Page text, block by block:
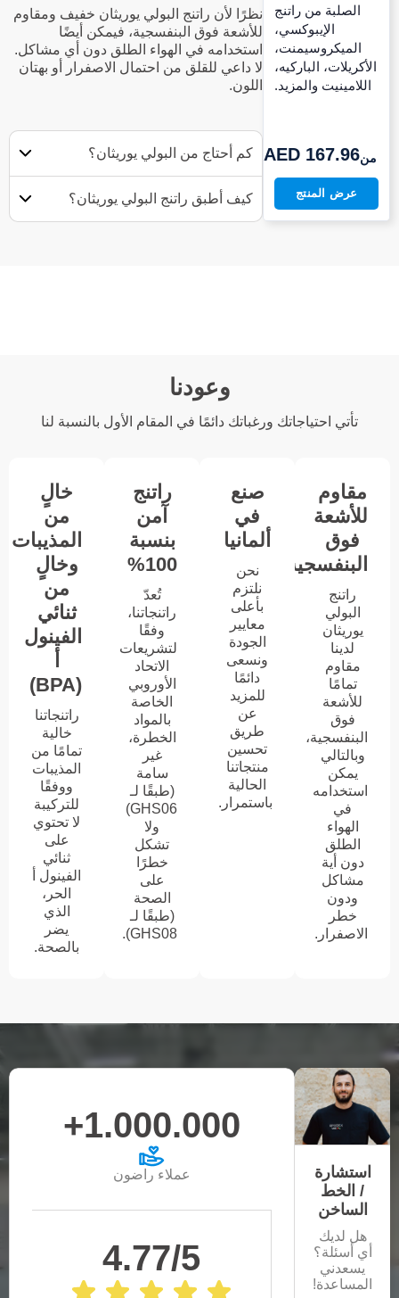
الصلبة من راتنج
الإيبوكسي،
الميكروسيمنت،
الأكريلات، الباركيه،
اللامينيت والمزيد.
منAED 167.96
عرض المنتج
نظرًا لأن راتنج البولي يوريثان خفيف ومقاوم
للأشعة فوق البنفسجية، فيمكن أيضًا
استخدامه في الهواء الطلق دون أي مشاكل.
لا داعي للقلق من احتمال الاصفرار أو بهتان
اللون.
كم أحتاج من البولي يوريثان؟
كيف أطبق راتنج البولي يوريثان؟
وعودنا
تأتي احتياجاتك ورغباتك دائمًا في المقام الأول بالنسبة لنا
مقاوم
للأشعة
فوق
البنفسجية
راتنج
البولي
يوريثان
لدينا
مقاوم
تمامًا
للأشعة
فوق
البنفسجية،
وبالتالي
يمكن
استخدامه
في
الهواء
الطلق
دون أية
مشاكل
ودون
خطر
الاصفرار.
صنع
في
ألمانيا
نحن
نلتزم
بأعلى
معايير
الجودة
ونسعى
دائمًا
للمزيد
عن
طريق
تحسين
منتجاتنا
الحالية
باستمرار.
راتنج
آمن
بنسبة
100%
تُعدّ
راتنجاتنا،
وفقًا
لتشريعات
الاتحاد
الأوروبي
الخاصة
بالمواد
الخطرة،
غير
سامة
(طبقًا لـ
GHS06)
ولا
تشكل
خطرًا
على
الصحة
(طبقًا لـ
GHS08).
خالٍ
من
المذيبات
وخالٍ
من
ثنائي
الفينول
(BPA)
راتنجاتنا
خالية
تمامًا من
المذيبات
ووفقًا
للتركيبة
لا تحتوي
على
ثنائي
الفينول أ
الحر،
الذي
يضر
بالصحة.
استشارة
/ الخط
الساخن
هل لديك
أي أسئلة؟
يسعدني
المساعدة!
1.000.000+
عملاء راضون
4.77/5